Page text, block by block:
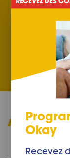
dans
Articles
Okay
Recevez